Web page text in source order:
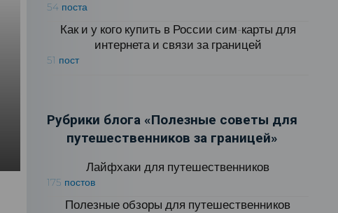
54 поста
Как и у кого купить в России сим-карты для
интернета и связи за границей
51 пост
Рубрики блога «Полезные советы для
путешественников за границей»
Лайфхаки для путешественников
175 постов
Полезные обзоры для путешественников